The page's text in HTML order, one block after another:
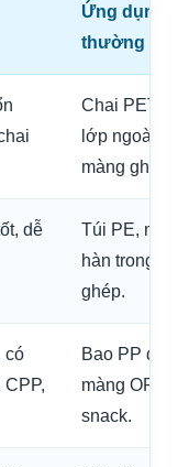
Ứng dụng
thường gặp
Chai PET,
lớp ngoài
màng ghép.
dễ
Túi PE,
hàn trong
ghép.
có
CPP,
Bao PP dệt,
màng OPP/
snack.